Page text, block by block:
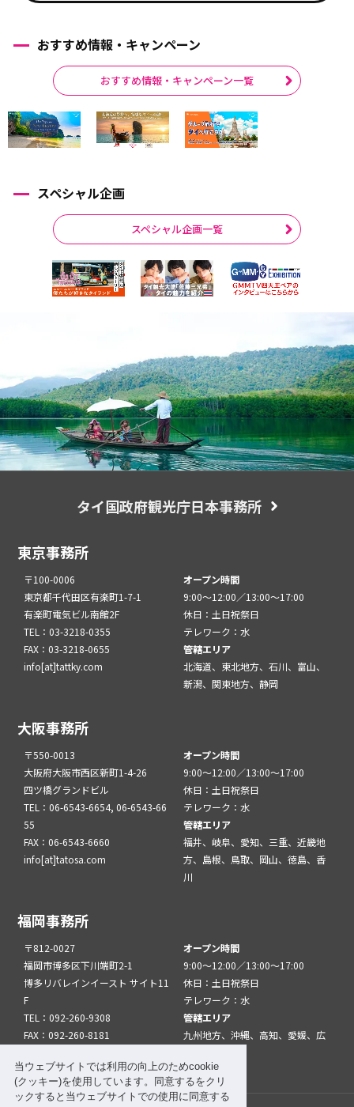
当ウェブサイトでは利用の向上のためcookie
(クッキー)を使用しています。同意するをクリ
ックすると当ウェブサイトでの使用に同意する
おすすめ情報・キャンペーン
おすすめ情報・キャンペーン一覧
スペシャル企画
スペシャル企画一覧
タイ国政府観光庁日本事務所
東京事務所
〒100-0006
東京都千代田区有楽町1-7-1
有楽町電気ビル南館2F
TEL：03-3218-0355
FAX：03-3218-0655
info[at]tattky.com
オープン時間
9:00～12:00／13:00～17:00
休日：土日祝祭日
テレワーク：水
管轄エリア
北海道、東北地方、石川、富山、
新潟、関東地方、静岡
大阪事務所
〒550-0013
大阪府大阪市西区新町1-4-26
四ツ橋グランドビル
TEL：06-6543-6654, 06-6543-66
55
FAX：06-6543-6660
info[at]tatosa.com
オープン時間
9:00～12:00／13:00～17:00
休日：土日祝祭日
テレワーク：水
管轄エリア
福井、岐阜、愛知、三重、近畿地
方、島根、鳥取、岡山、徳島、香
川
福岡事務所
〒812-0027
福岡市博多区下川端町2-1
博多リバレインイースト サイト11
F
TEL：092-260-9308
FAX：092-260-8181
オープン時間
9:00～12:00／13:00～17:00
休日：土日祝祭日
テレワーク：水
管轄エリア
九州地方、沖縄、高知、愛媛、広